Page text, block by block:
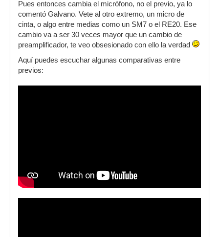
Pues entonces cambia el micrófono, no el previo, ya lo
comentó Galvano. Vete al otro extremo, un micro de
cinta, o algo entre medias como un SM7 o el RE20. Ese
cambio va a ser 30 veces mayor que un cambio de
preamplificador, te veo obsesionado con ello la verdad
Aquí puedes escuchar algunas comparativas entre
previos: